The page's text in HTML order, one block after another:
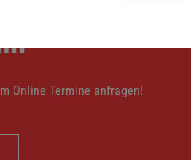
Online Termine anfragen!